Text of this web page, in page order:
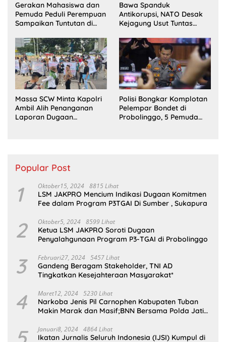
Gerakan Mahasiswa dan
Pemuda Peduli Perempuan
Sampaikan Tuntutan di
Bawa Spanduk
Antikorupsi, NATO Desak
Kejagung Usut Tuntas
Massa SCW Minta Kapolri
Ambil Alih Penanganan
Laporan Dugaan
Polisi Bongkar Komplotan
Pelempar Bondet di
Probolinggo, 5 Pemuda
Popular Post
1 Oktober15, 2024 8815 Lihat
LSM JAKPRO Mencium Indikasi Dugaan Komitmen
Fee dalam Program P3TGAI Di Sumber , Sukapura
2 Oktober5, 2024 8599 Lihat
Ketua LSM JAKPRO Soroti Dugaan
Penyalahgunaan Program P3-TGAI di Probolinggo
3 Februari27, 2024 5457 Lihat
Gandeng Beragam Stakeholder, TNI AD
Tingkatkan Kesejahteraan Masyarakat*
4 Maret12, 2024 5230 Lihat
Narkoba Jenis Pil Carnophen Kabupaten Tuban
Makin Marak dan Masif;BNN Bersama Polda Jatim
Januari8, 2024 4864 Lihat
Ikatan Jurnalis Seluruh Indonesia (IJSI) Kumpul di